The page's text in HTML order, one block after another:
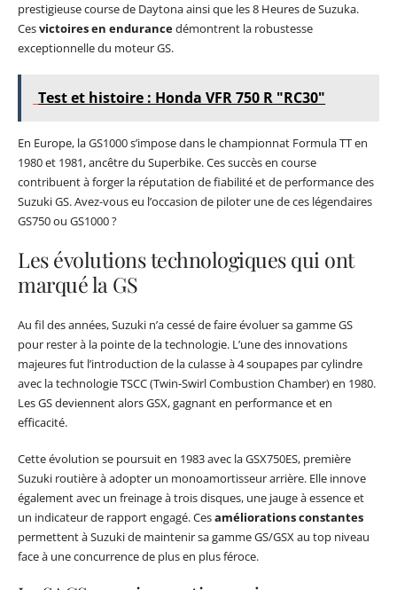
prestigieuse course de Daytona ainsi que les 8 Heures de Suzuka.
Cesvictoires en endurancedémontrent la robustesse
exceptionnelle du moteur GS.
Test et histoire : Honda VFR 750 R "RC30"
En Europe, la GS1000 s’impose dans le championnat Formula TT en
1980 et 1981, ancêtre du Superbike. Ces succès en course
contribuent à forger la réputation de fiabilité et de performance des
Suzuki GS. Avez-vous eu l’occasion de piloter une de ces légendaires
GS750 ou GS1000 ?
Les évolutions technologiques qui ont
marqué la GS
Au fil des années, Suzuki n’a cessé de faire évoluer sa gamme GS
pour rester à la pointe de la technologie. L’une des innovations
majeures fut l’introduction de la culasse à 4 soupapes par cylindre
avec la technologie TSCC (Twin-Swirl Combustion Chamber) en 1980.
Les GS deviennent alors GSX, gagnant en performance et en
efficacité.
Cette évolution se poursuit en 1983 avec la GSX750ES, première
Suzuki routière à adopter un monoamortisseur arrière. Elle innove
également avec un freinage à trois disques, une jauge à essence et
un indicateur de rapport engagé. Cesaméliorations constantes
permettent à Suzuki de maintenir sa gamme GS/GSX au top niveau
face à une concurrence de plus en plus féroce.